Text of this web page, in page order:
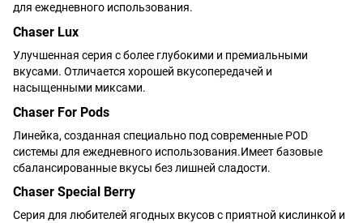
для ежедневного использования.
Chaser Lux
Улучшенная серия с более глубокими и премиальными
вкусами. Отличается хорошей вкусопередачей и
насыщенными миксами.
Chaser For Pods
Линейка, созданная специально под современные POD
системы для ежедневного использования.Имеет базовые
сбалансированные вкусы без лишней сладости.
Chaser Special Berry
Серия для любителей ягодных вкусов с приятной кислинкой и